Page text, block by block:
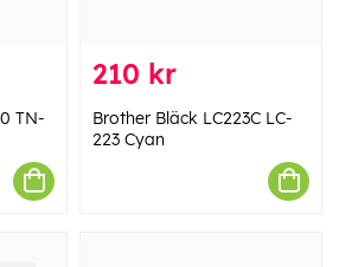
TN-
210 kr
Brother Bläck LC223C LC-
223 Cyan